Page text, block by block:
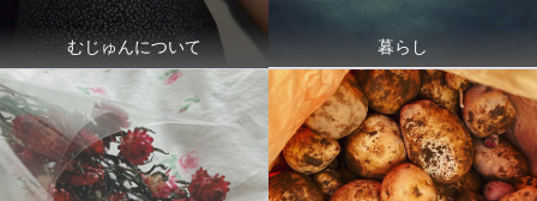
むじゅんについて 暮らし